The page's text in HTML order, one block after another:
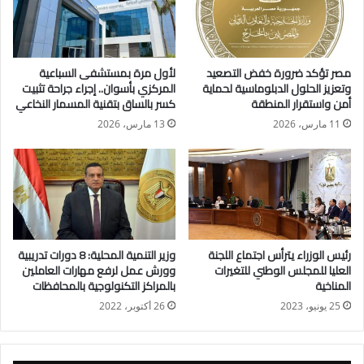
مصر، خاصة في قطاعي الرخام والجرانيت، مشيرًا إلى ضرورة وضع
خطط استراتيجية متكاملة لتطوير المنطقة وتعظيم قدراتها التنافسية
وزيادة صادراتها إلى الأسواق العالمية.
وأوضح الوزير أن جهود الوزارة تتركز حاليًا على مساندة المصنعين
لزيادة طاقاتهم الإنتاجية، سواء لتلبية احتياجات السوق المحلي أو
مستقرة تدعم المستثمرين الجادين وتضمن استمرار دوران عجلة
الإنتاج.
وفي استجابة فورية لمطالب المستثمرين، وجّه الوزير ببدء إنشاء
مركز خدمات متكامل تابع لوزارة الصناعة داخل منطقة شق الثعبان،
على غرار المركز القائم التابع لـ محافظة القاهرة، لتسهيل الإجراءات
وتقديم الخدمات للمستثمرين بشكل أسرع وأكثر كفاءة.
في مجالات الرخام والجرانيت، بهدف إعداد وتخريج عمالة فنية
مصر تؤكد ضرورة خفض التصعيد
وتعزيز الحلول الدبلوماسية لحماية
أمن واستقرار المنطقة
11 مارس، 2026
لأول مرة بمستشفى السباعية
المركزي بأسوان.. إجراء جراحة تثبيت
كسر بالساق بتقنية المسمار النخاعي
13 مارس، 2026
رئيس الوزراء يترأس اجتماع اللجنة
العليا للمجلس الوطني للتغيرات
المناخية
25 يونيو، 2023
وزير التنمية المحلية: 8 دورات تدريبية
وورش عمل لرفع مهارات العاملين
بالمراكز التكنولوجية بالمحافظات
26 أكتوبر، 2022